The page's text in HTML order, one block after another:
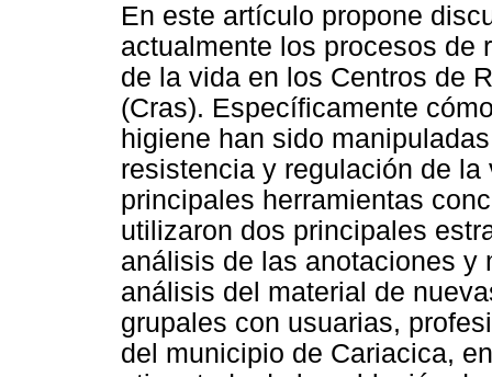
En este artículo propone
actualmente los procesos de
de la vida en los Centros de
(Cras). Específicamente
higiene han sido
resistencia y regulación de
principales herramientas
utilizaron dos principales
análisis de las anotaciones y
análisis del material de
grupales con usuarias,
del municipio de Cariacica,